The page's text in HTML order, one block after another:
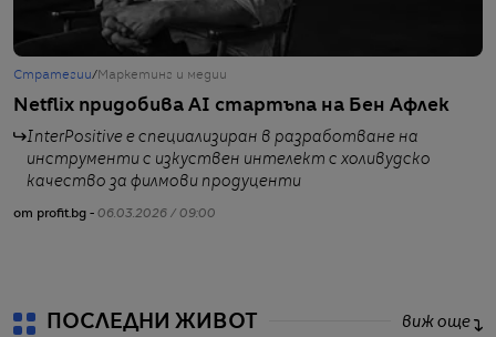
Стратегии/ Маркетинг и медии
Netflix придобива AI стартъпа на Бен Афлек
InterPositive е специализиран в разработване на
инструменти с изкуствен интелект с холивудско
качество за филмови продуценти
от profit.bg - 06.03.2026 / 09:00
ПОСЛЕДНИ ЖИВОТ виж още